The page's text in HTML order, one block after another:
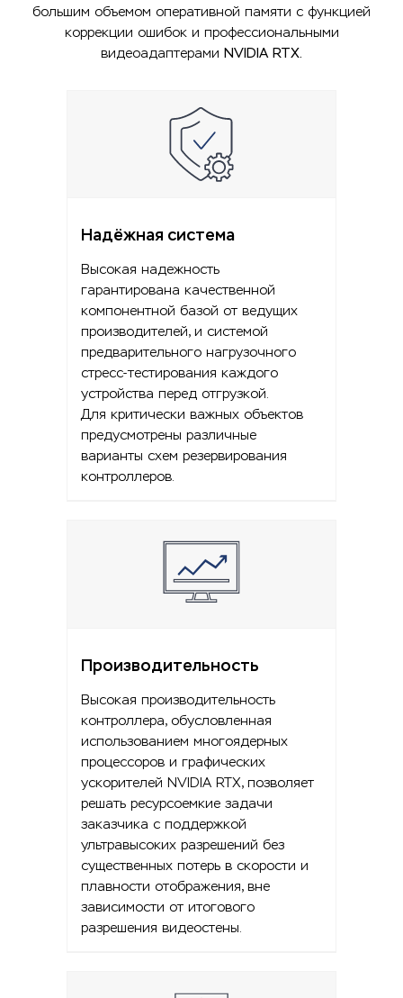
большим объемом оперативной памяти с функцией
коррекции ошибок и профессиональными
видеоадаптерами NVIDIA RTX.
Надёжная система
Высокая надежность
гарантирована качественной
компонентной базой от ведущих
производителей, и системой
предварительного нагрузочного
стресс-тестирования каждого
устройства перед отгрузкой.
Для критически важных объектов
предусмотрены различные
варианты схем резервирования
контроллеров.
Производительность
Высокая производительность
контроллера, обусловленная
использованием многоядерных
процессоров и графических
ускорителей NVIDIA RTX, позволяет
решать ресурсоемкие задачи
заказчика с поддержкой
ультравысоких разрешений без
существенных потерь в скорости и
плавности отображения, вне
зависимости от итогового
разрешения видеостены.